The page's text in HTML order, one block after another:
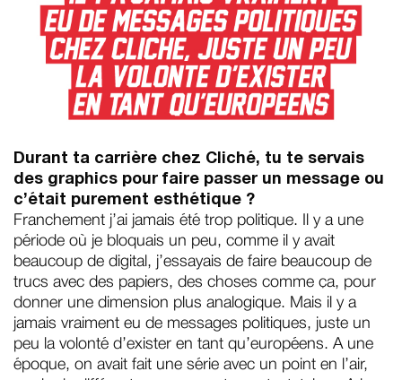
Durant ta carrière chez Cliché, tu te servais
des graphics pour faire passer un message ou
c’était purement esthétique ?
Franchement j’ai jamais été trop politique. Il y a une
période où je bloquais un peu, comme il y avait
beaucoup de digital, j’essayais de faire beaucoup de
trucs avec des papiers, des choses comme ça, pour
donner une dimension plus analogique. Mais il y a
jamais vraiment eu de messages politiques, juste un
peu la volonté d’exister en tant qu’européens. A une
époque, on avait fait une série avec un point en l’air,